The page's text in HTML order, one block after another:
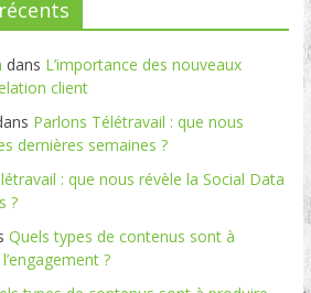
dans L’importance des nouveaux
client
Parlons Télétravail : que nous
dernières semaines ?
: que nous révèle la Social Data
?
Quels types de contenus sont à
?